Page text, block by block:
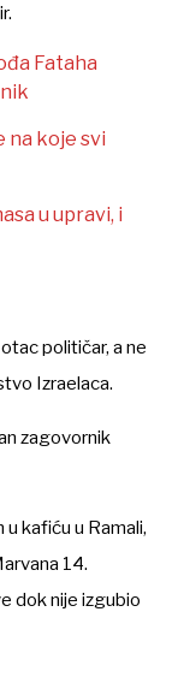
Fataha
na koje svi
u upravi, i
političar, a ne
Izraelaca.
zagovornik
kafiću u Ramali,
14.
dok nije izgubio